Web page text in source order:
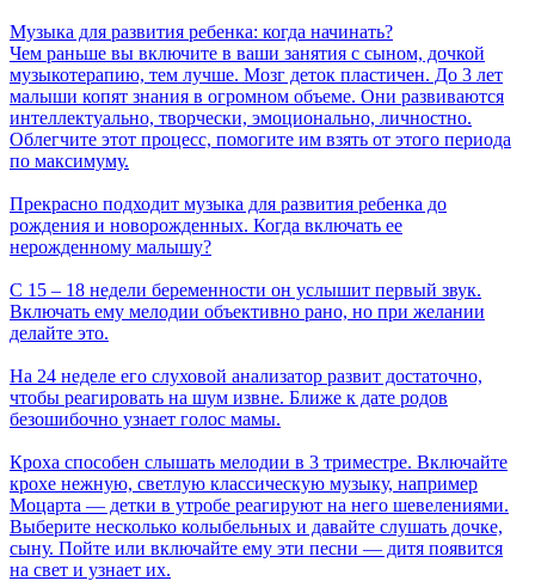
Музыка для развития ребенка: когда начинать?
Чем раньше вы включите в ваши занятия с сыном, дочкой
музыкотерапию, тем лучше. Мозг деток пластичен. До 3 лет
малыши копят знания в огромном объеме. Они развиваются
интеллектуально, творчески, эмоционально, личностно.
Облегчите этот процесс, помогите им взять от этого периода
по максимуму.
Прекрасно подходит музыка для развития ребенка до
рождения и новорожденных. Когда включать ее
нерожденному малышу?
С 15 ‒ 18 недели беременности он услышит первый звук.
Включать ему мелодии объективно рано, но при желании
делайте это.
На 24 неделе его слуховой анализатор развит достаточно,
чтобы реагировать на шум извне. Ближе к дате родов
безошибочно узнает голос мамы.
Кроха способен слышать мелодии в 3 триместре. Включайте
крохе нежную, светлую классическую музыку, например
Моцарта — детки в утробе реагируют на него шевелениями.
Выберите несколько колыбельных и давайте слушать дочке,
сыну. Пойте или включайте ему эти песни — дитя появится
на свет и узнает их.